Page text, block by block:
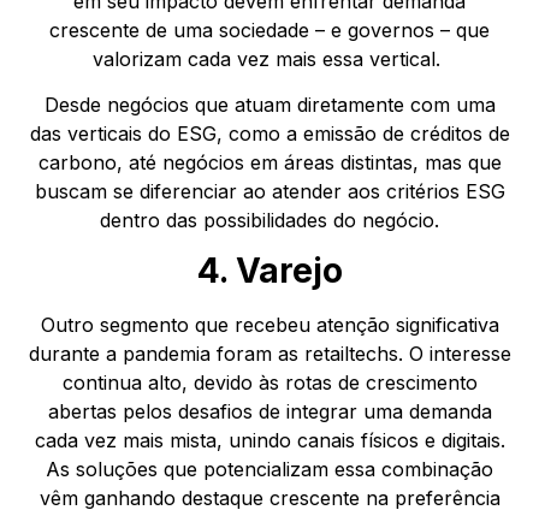
crescente de uma sociedade – e governos – que
valorizam cada vez mais essa vertical.
Desde negócios que atuam diretamente com uma
das verticais do ESG, como a emissão de créditos de
carbono, até negócios em áreas distintas, mas que
buscam se diferenciar ao atender aos critérios ESG
dentro das possibilidades do negócio.
4. Varejo
Outro segmento que recebeu atenção significativa
durante a pandemia foram as retailtechs. O interesse
continua alto, devido às rotas de crescimento
abertas pelos desafios de integrar uma demanda
cada vez mais mista, unindo canais físicos e digitais.
As soluções que potencializam essa combinação
vêm ganhando destaque crescente na preferência